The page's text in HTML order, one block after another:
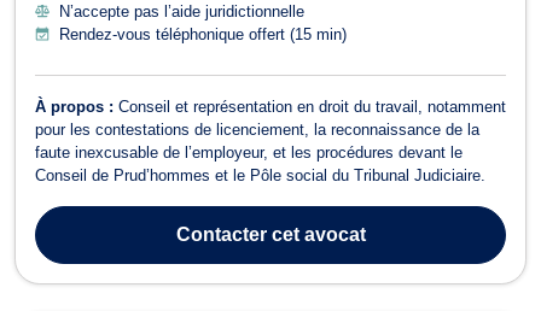
N’accepte pas l’aide juridictionnelle
Rendez-vous téléphonique offert (15 min)
À propos : Conseil et représentation en droit du travail, notamment
pour les contestations de licenciement, la reconnaissance de la
faute inexcusable de l’employeur, et les procédures devant le
Conseil de Prud’hommes et le Pôle social du Tribunal Judiciaire.
Contactercet avocat